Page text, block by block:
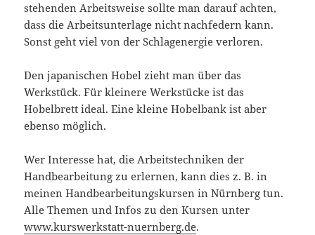
stehenden Arbeitsweise sollte man darauf achten,
dass die Arbeitsunterlage nicht nachfedern kann.
Sonst geht viel von der Schlagenergie verloren.
Den japanischen Hobel zieht man über das
Werkstück. Für kleinere Werkstücke ist das
Hobelbrett ideal. Eine kleine Hobelbank ist aber
ebenso möglich.
Wer Interesse hat, die Arbeitstechniken der
Handbearbeitung zu erlernen, kann dies z. B. in
meinen Handbearbeitungskursen in Nürnberg tun.
Alle Themen und Infos zu den Kursen unter
www.kurswerkstatt-nuernberg.de.